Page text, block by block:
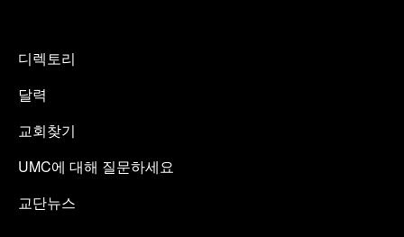
디렉토리
달력
교회찾기
UMC에 대해 질문하세요
교단뉴스